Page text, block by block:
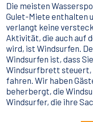
Die meisten
Gulet-Miete enthalten
verlangt keine
Aktivität, die auch auf
wird, ist Windsurfen.
Windsurfen ist, dass
Windsurfbrett steuert,
fahren. Wir haben
beherbergt, die
Windsurfer, die ihre